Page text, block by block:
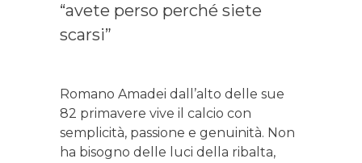
“avete perso perché siete
scarsi”
Romano Amadei dall’alto delle sue
82 primavere vive il calcio con
semplicità, passione e genuinità. Non
ha bisogno delle luci della ribalta,